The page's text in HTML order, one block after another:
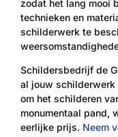
zodat het lang mooi
technieken en
schilderwerk te
Schildersbedrijf de
al jouw schilderwerk
om het schilderen
monumentaal pand,
eerlijke prijs. Neem